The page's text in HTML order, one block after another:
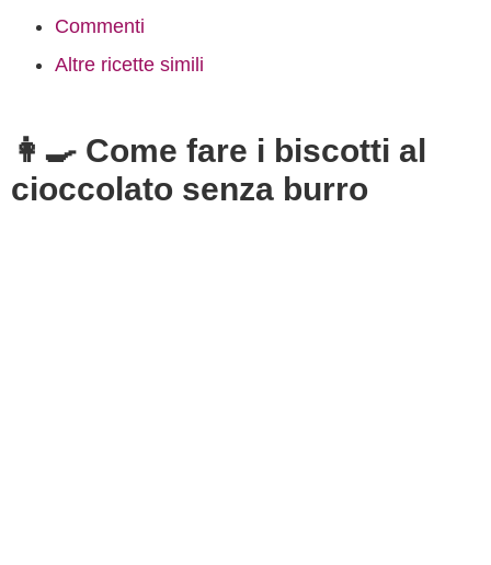
Commenti
Altre ricette simili
👩‍🍳 Come fare i biscotti al
cioccolato senza burro